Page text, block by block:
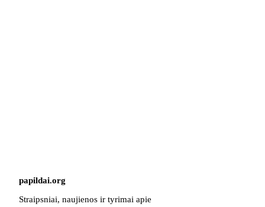
papildai.org
Straipsniai, naujienos ir tyrimai apie